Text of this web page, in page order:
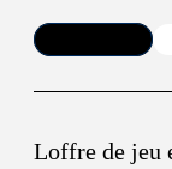
Loffre de jeu